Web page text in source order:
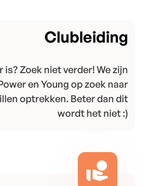
Clubleiding
Zoek niet verder! We zijn
en Young op zoek naar
optrekken. Beter dan dit
wordt het niet :)